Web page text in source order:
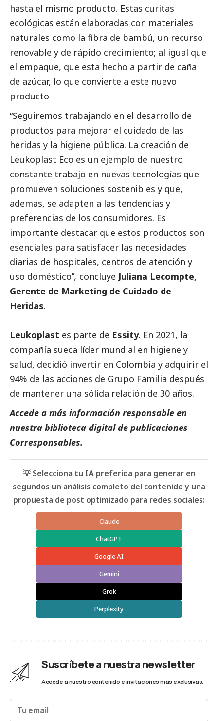
hasta el mismo producto. Estas curitas
ecológicas están elaboradas con materiales
naturales como la fibra de bambú, un recurso
renovable y de rápido crecimiento; al igual que
el empaque, que esta hecho a partir de caña
de azúcar, lo que convierte a este nuevo
producto
“Seguiremos trabajando en el desarrollo de
productos para mejorar el cuidado de las
heridas y la higiene pública. La creación de
Leukoplast Eco es un ejemplo de nuestro
constante trabajo en nuevas tecnologías que
promueven soluciones sostenibles y que,
además, se adapten a las tendencias y
preferencias de los consumidores. Es
importante destacar que estos productos son
esenciales para satisfacer las necesidades
diarias de hospitales, centros de atención y
uso doméstico”, concluye Juliana Lecompte,
Gerente de Marketing de Cuidado de
Heridas.
Leukoplast es parte de Essity. En 2021, la
compañía sueca líder mundial en higiene y
salud, decidió invertir en Colombia y adquirir el
94% de las acciones de Grupo Familia después
de mantener una sólida relación de 30 años.
Accede a más información responsable en
nuestra biblioteca digital de publicaciones
Corresponsables.
💡 Selecciona tu IA preferida para generar en
segundos un análisis completo del contenido y una
propuesta de post optimizado para redes sociales:
Claude
ChatGPT
Google AI
Gemini
Grok
Perplexity
Suscríbete a nuestra newsletter
Accede a nuestro contenido e invitaciones más exclusivas.